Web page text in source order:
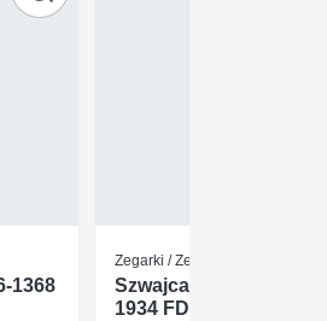
1368
Zegarki / Zegary
Szwajcaria 2005 Mi
1934 FDC